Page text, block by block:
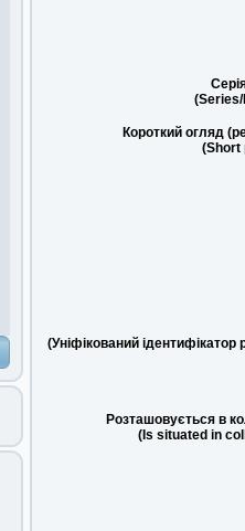
Короткий огляд
(Short
(Уніфікований ідентифікатор
Розташовується в
(Is situated in